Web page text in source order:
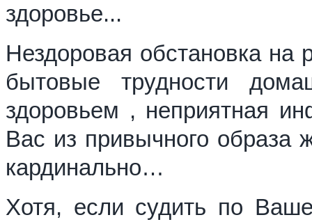
здоровье...
Нездоровая обстановка на
бытовые трудности
здоровьем , неприятная
Вас из привычного образа
кардинально…
Хотя, если судить по